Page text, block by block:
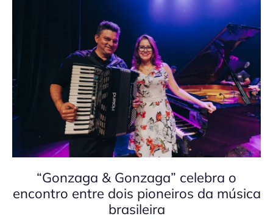
“Gonzaga & Gonzaga” celebra o
encontro entre dois pioneiros da música
brasileira